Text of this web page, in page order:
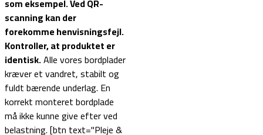
som eksempel.Ved QR-
scanning kan der
forekomme henvisningsfejl.
Kontroller, at produktet er
identisk.Alle vores bordplader
kræver et vandret, stabilt og
fuldt bærende underlag. En
korrekt monteret bordplade
må ikke kunne give efter ved
belastning. [btn text="Pleje &